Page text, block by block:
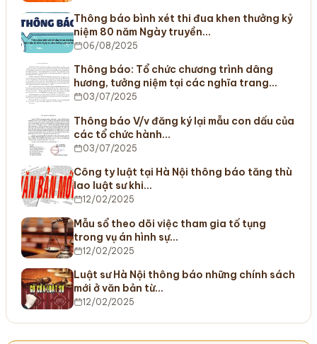
Thông báo bình xét thi đua khen thưởng kỷ
niệm 80 năm Ngày truyền…
06/08/2025
Thông báo: Tổ chức chương trình dâng
hương, tưởng niệm tại các nghĩa trang…
03/07/2025
Thông báo V/v đăng ký lại mẫu con dấu của
các tổ chức hành…
03/07/2025
Công ty luật tại Hà Nội thông báo tăng thù
lao luật sư khi…
12/02/2025
Mẫu sổ theo dõi việc tham gia tố tụng
trong vụ án hình sự…
12/02/2025
Luật sư Hà Nội thông báo những chính sách
mới ở văn bản từ…
12/02/2025